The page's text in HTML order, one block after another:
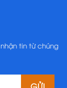
tin từ chúng